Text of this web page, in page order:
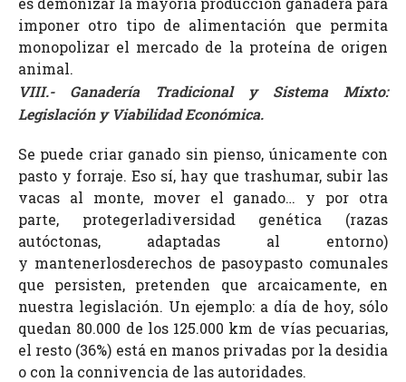
imponer otro tipo de alimentación que permita
monopolizar el mercado de la proteína de origen
animal.
VIII.- Ganadería Tradicional y Sistema Mixto:
Legislación y Viabilidad Económica.
Se puede criar ganado sin pienso, únicamente con
pasto y forraje. Eso sí, hay que trashumar, subir las
vacas al monte, mover el ganado… y por otra
parte, protegerladiversidad genética (razas
autóctonas, adaptadas al entorno)
y mantenerlosderechos de pasoypasto comunales
que persisten, pretenden que arcaicamente, en
nuestra legislación. Un ejemplo: a día de hoy, sólo
quedan 80.000 de los 125.000 km de vías pecuarias,
el resto (36%) está en manos privadas por la desidia
o con la connivencia de las autoridades.